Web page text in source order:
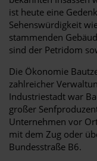
ist heute eine
Sehenswürdigkeit
stammenden
sind der Petridom
Die Ökonomie
zahlreicher
Industriestadt war
großer
Unternehmen vor
mit dem Zug oder
Bundesstraße B6.